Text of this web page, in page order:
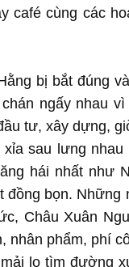
café cùng các
bị bắt đúng
ngấy nhau
tư, xây dựng,
sau lưng
hái nhất như
bọn.
Châu Xuân
nhân phẩm, phí
mải lo tìm